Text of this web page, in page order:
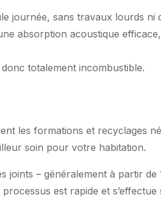
journée, sans travaux lourds ni
absorption acoustique
totalement incombustible.
les formations et recyclages
soin pour votre habitation.
– généralement à partir de
est rapide et